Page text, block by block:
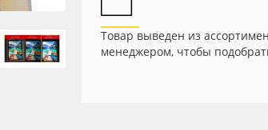
Товар выведен из
менеджером, чтобы